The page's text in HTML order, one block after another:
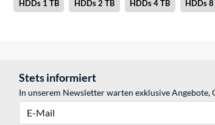
HDDs 1 TB HDDs 2 TB HDDs 4 TB HDDs 8
Stets informiert
In unserem Newsletter warten exklusive Angebote,